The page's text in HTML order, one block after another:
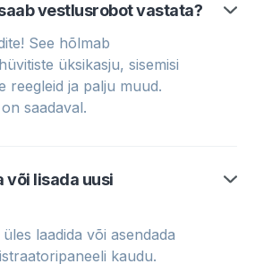
vestlusrobot vastata?
See hõlmab
üksikasju, sisemisi
reegleid ja palju muud.
saadaval.
või lisada uusi
laadida või asendada
kaudu.